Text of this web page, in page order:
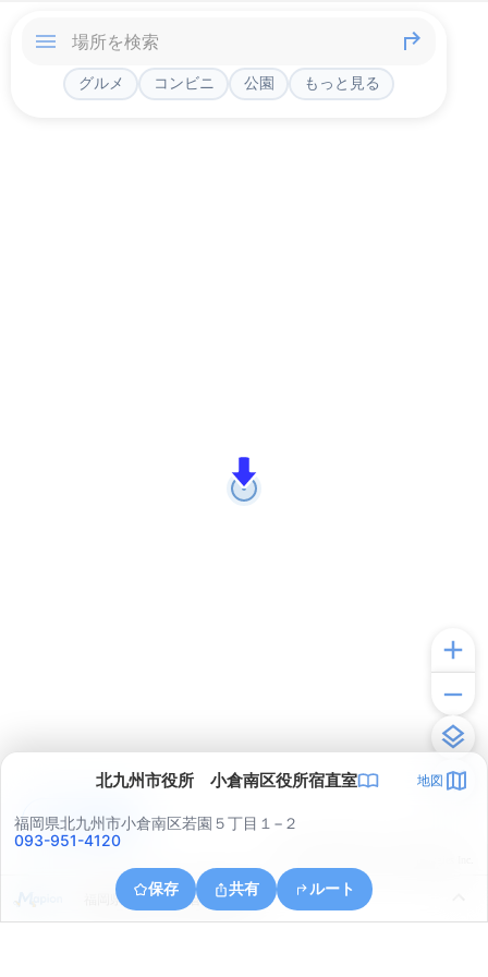
グルメ コンビニ 公園 もっと見る
北九州市役所 小倉南区役所宿直室 地図
福岡県北九州市小倉南区若園５丁目１−２
093-951-4120
保存 共有 ルート
福岡県北九州市小倉南区葛原
アプリで見る